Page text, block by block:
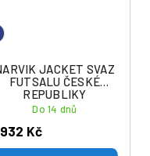
JACKET SVAZ
FUTSALU ČESKÉ
REPUBLIKY
Do 14 dnů
Kč